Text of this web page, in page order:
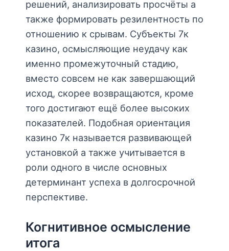
решений, анализировать просчёты а
также формировать резилентность по
отношению к срывам. Субъекты 7к
казино, осмысляющие неудачу как
именно промежуточный стадию,
вместо совсем не как завершающий
исход, скорее возвращаются, кроме
того достигают ещё более высоких
показателей. Подобная ориентация
казино 7к называется развивающей
установкой а также учитывается в
роли одного в числе основных
детерминант успеха в долгосрочной
перспективе.
Когнитивное осмысление
итога